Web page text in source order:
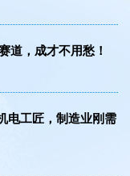
道，成才不用愁！
工匠，制造业刚需